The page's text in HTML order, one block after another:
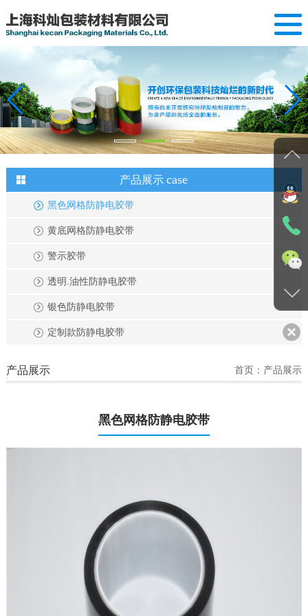
关于我们
产品展示
案例展示
新闻动态
设备展示
产品展示case
黑色网格防静电胶带
黄底网格防静电胶带
警示胶带
透明.油性防静电胶带
银色防静电胶带
定制款防静电胶带
产品展示 首页：产品展示
黑色网格防静电胶带